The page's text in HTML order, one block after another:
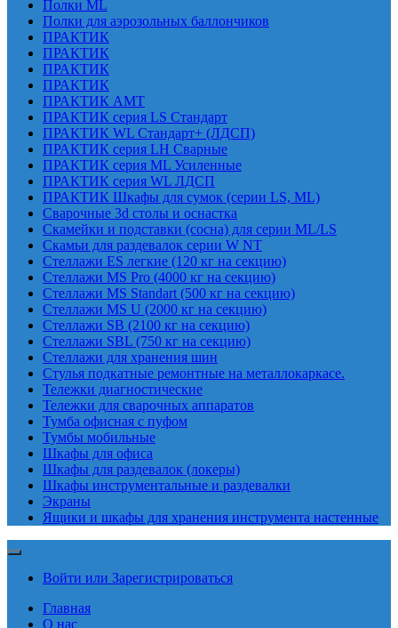
Полки ML
Полки для аэрозольных баллончиков
ПРАКТИК
ПРАКТИК
ПРАКТИК
ПРАКТИК
ПРАКТИК AMT
ПРАКТИК cерия LS Стандарт
ПРАКТИК WL Стандарт+ (ЛДСП)
ПРАКТИК серия LH Сварные
ПРАКТИК серия ML Усиленные
ПРАКТИК серия WL ЛДСП
ПРАКТИК Шкафы для сумок (серии LS, ML)
Сварочные 3d столы и оснастка
Скамейки и подставки (сосна) для серии ML/LS
Скамьи для раздевалок серии W NT
Стеллажи ES легкие (120 кг на секцию)
Стеллажи MS Pro (4000 кг на секцию)
Стеллажи MS Standart (500 кг на секцию)
Стеллажи MS U (2000 кг на секцию)
Стеллажи SB (2100 кг на секцию)
Стеллажи SBL (750 кг на секцию)
Стеллажи для хранения шин
Стулья подкатные ремонтные на металлокаркасе.
Тележки диагностические
Тележки для сварочных аппаратов
Тумба офисная с пуфом
Тумбы мобильные
Шкафы для офиса
Шкафы для раздевалок (локеры)
Шкафы инструментальные и раздевалки
Экраны
Ящики и шкафы для хранения инструмента настенные
Войти или Зарегистрироваться
Главная
О нас